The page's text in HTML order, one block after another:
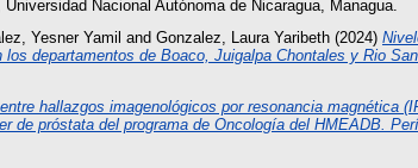
Nacional Autónoma de Nicaragua, Managua.
Yesner Yamil and Gonzalez, Laura Yaribeth (2024)
departamentos de Boaco, Juigalpa Chontales y Rio
hallazgos imagenológicos por resonancia magnética
de próstata del programa de Oncología del HMEADB.